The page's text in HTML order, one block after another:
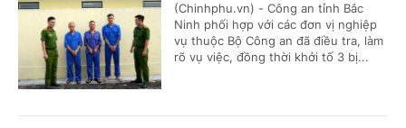
(Chinhphu.vn) - Công an tỉnh Bắc
Ninh phối hợp với các đơn vị nghiệp
vụ thuộc Bộ Công an đã điều tra, làm
rõ vụ việc, đồng thời khởi tố 3 bị...